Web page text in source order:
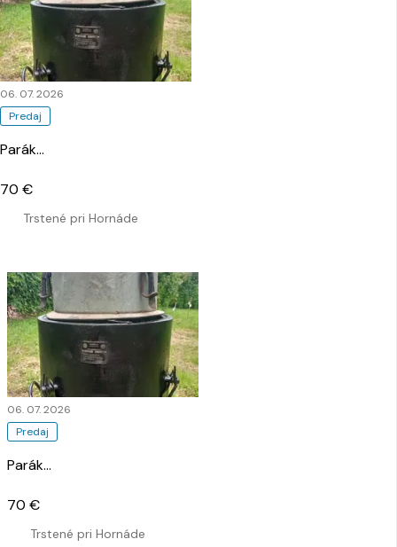
Predaj
06. 07. 2026
Parák…
Trstené pri Hornáde
70 €
Predaj
06. 07. 2026
Parák…
Trstené pri Hornáde
70 €